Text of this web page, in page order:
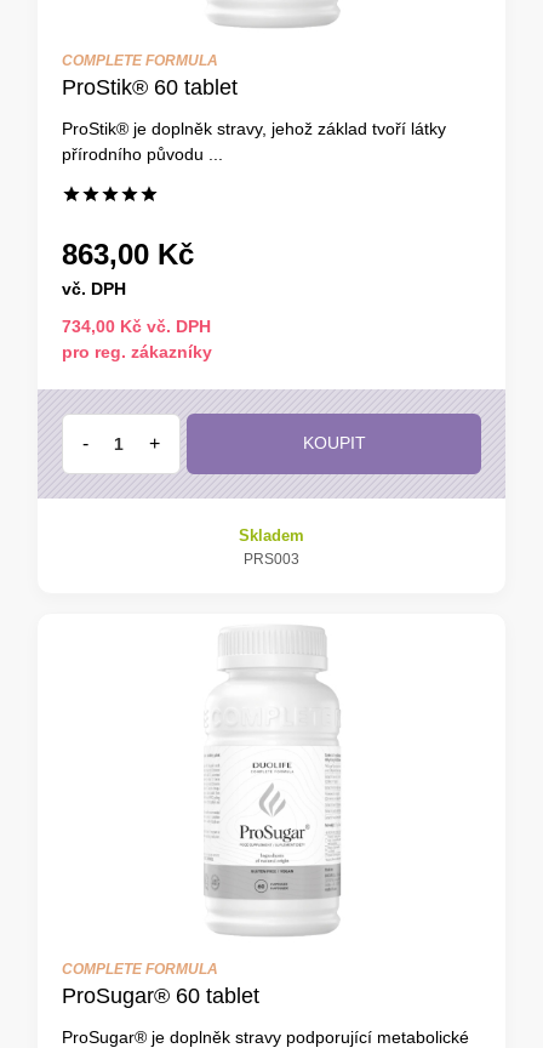
COMPLETE FORMULA
ProStik® 60 tablet
ProStik® je doplněk stravy, jehož základ tvoří látky
přírodního původu ...
863,00 Kč
vč. DPH
734,00 Kč vč. DPH
pro reg. zákazníky
- + KOUPIT
Skladem
PRS003
COMPLETE FORMULA
ProSugar® 60 tablet
ProSugar® je doplněk stravy podporující metabolické